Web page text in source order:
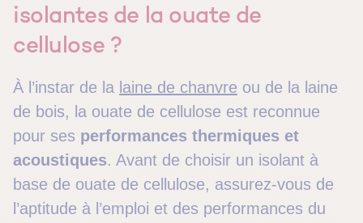
isolantes de la ouate de
cellulose ?
À l’instar de la laine de chanvre ou de la laine
de bois, la ouate de cellulose est reconnue
pour ses performances thermiques et
acoustiques. Avant de choisir un isolant à
base de ouate de cellulose, assurez-vous de
l’aptitude à l’emploi et des performances du